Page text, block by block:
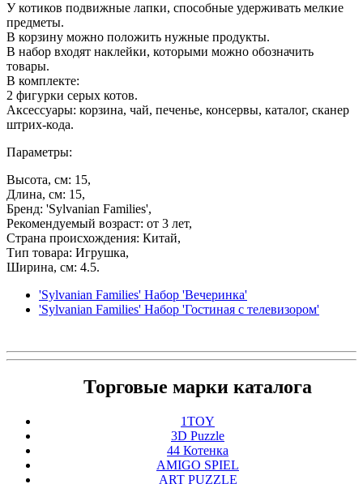
У котиков подвижные лапки, способные удерживать мелкие
предметы.
В корзину можно положить нужные продукты.
В набор входят наклейки, которыми можно обозначить
товары.
В комплекте:
2 фигурки серых котов.
Аксессуары: корзина, чай, печенье, консервы, каталог, сканер
штрих-кода.
Параметры:
Высота, см: 15,
Длина, см: 15,
Бренд: 'Sylvanian Families',
Рекомендуемый возраст: от 3 лет,
Страна происхождения: Китай,
Тип товара: Игрушка,
Ширина, см: 4.5.
'Sylvanian Families' Набор 'Вечеринка'
'Sylvanian Families' Набор 'Гостиная с телевизором'
Торговые марки каталога
1TOY
3D Puzzle
44 Котенка
AMIGO SPIEL
ART PUZZLE